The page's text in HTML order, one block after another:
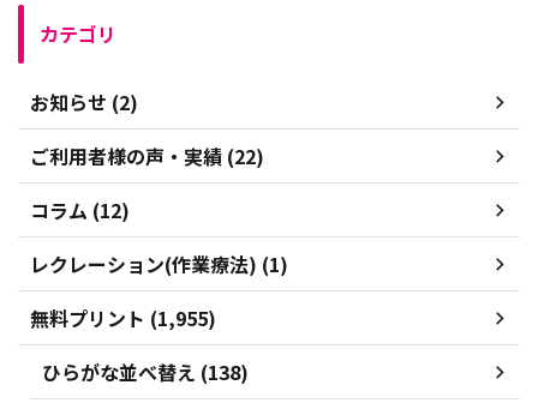
カテゴリ
お知らせ (2)
ご利用者様の声・実績 (22)
コラム (12)
レクレーション(作業療法) (1)
無料プリント (1,955)
ひらがな並べ替え (138)